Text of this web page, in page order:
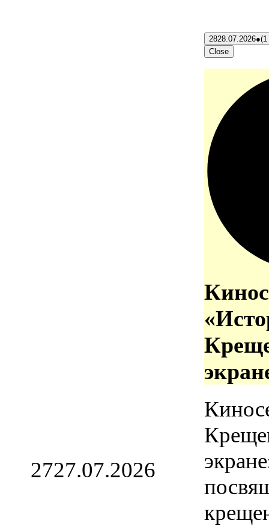
2727.07.2026
2828.07.2026●(1
Close